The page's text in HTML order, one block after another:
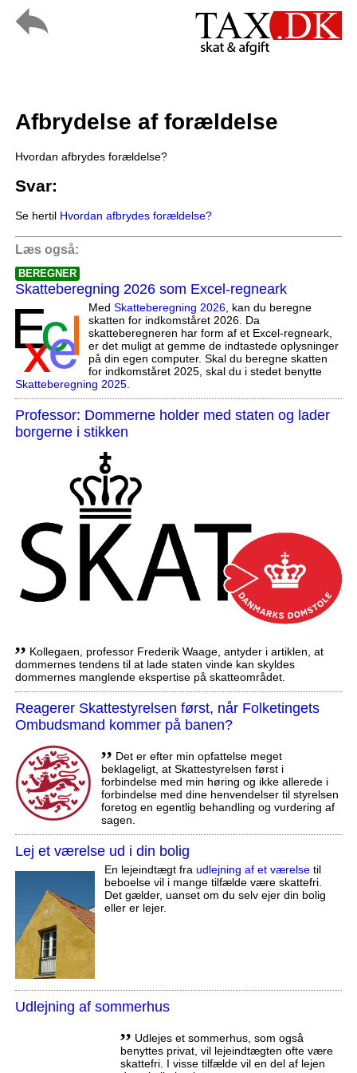
Afbrydelse af forældelse
Hvordan afbrydes forældelse?
Svar:
Se hertil Hvordan afbrydes forældelse?
Læs også:
BEREGNER
Skatteberegning 2026 som Excel-regneark
Med Skatteberegning 2026, kan du beregne
skatten for indkomståret 2026. Da
skatteberegneren har form af et Excel-regneark,
er det muligt at gemme de indtastede oplysninger
på din egen computer. Skal du beregne skatten
for indkomståret 2025, skal du i stedet benytte
Skatteberegning 2025.
Professor: Dommerne holder med staten og lader
borgerne i stikken
,, Kollegaen, professor Frederik Waage, antyder i artiklen, at
dommernes tendens til at lade staten vinde kan skyldes
dommernes manglende ekspertise på skatteområdet.
Reagerer Skattestyrelsen først, når Folketingets
Ombudsmand kommer på banen?
,, Det er efter min opfattelse meget
beklageligt, at Skattestyrelsen først i
forbindelse med min høring og ikke allerede i
forbindelse med dine henvendelser til styrelsen
foretog en egentlig behandling og vurdering af
sagen.
Lej et værelse ud i din bolig
En lejeindtægt fra udlejning af et værelsetil
beboelse vil i mange tilfælde være skattefri.
Det gælder, uanset om du selv ejer din bolig
eller er lejer.
Udlejning af sommerhus
,, Udlejes et sommerhus, som også
benyttes privat, vil lejeindtægten ofte være
skattefri. I visse tilfælde vil en del af lejen